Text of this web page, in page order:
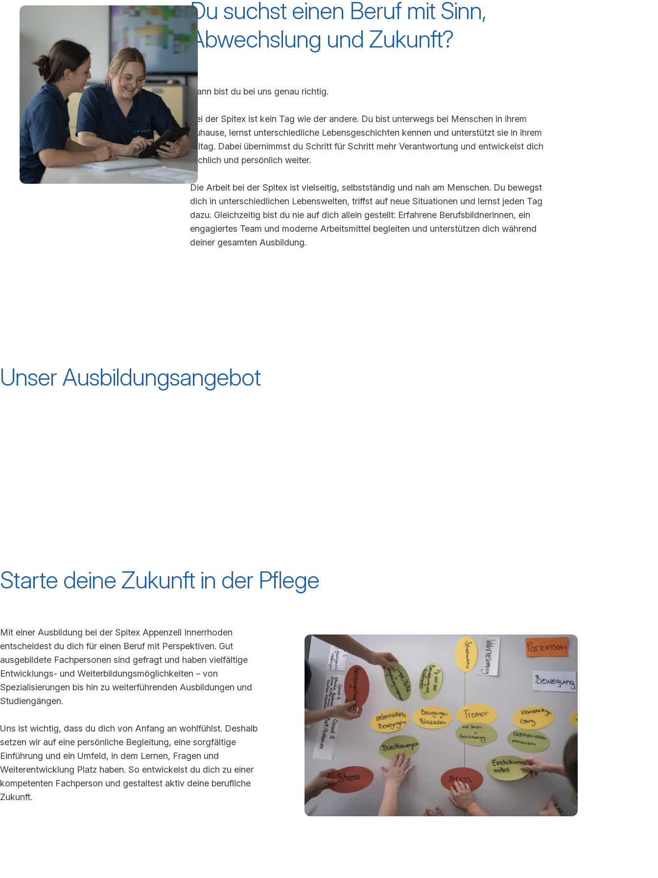
Du suchst einen Beruf mit Sinn,
Abwechslung und Zukunft?
Dann bist du bei uns genau richtig.
Bei der Spitex ist kein Tag wie der andere. Du bist unterwegs bei Menschen in ihrem
Zuhause, lernst unterschiedliche Lebensgeschichten kennen und unterstützt sie in ihrem
Alltag. Dabei übernimmst du Schritt für Schritt mehr Verantwortung und entwickelst dich
fachlich und persönlich weiter.
Die Arbeit bei der Spitex ist vielseitig, selbstständig und nah am Menschen. Du bewegst
dich in unterschiedlichen Lebenswelten, triffst auf neue Situationen und lernst jeden Tag
dazu. Gleichzeitig bist du nie auf dich allein gestellt: Erfahrene Berufsbildnerinnen, ein
engagiertes Team und moderne Arbeitsmittel begleiten und unterstützen dich während
deiner gesamten Ausbildung.
Unser Ausbildungsangebot
Starte deine Zukunft in der Pflege
Mit einer Ausbildung bei der Spitex Appenzell Innerrhoden
entscheidest du dich für einen Beruf mit Perspektiven. Gut
ausgebildete Fachpersonen sind gefragt und haben vielfältige
Entwicklungs- und Weiterbildungsmöglichkeiten – von
Spezialisierungen bis hin zu weiterführenden Ausbildungen und
Studiengängen.
Uns ist wichtig, dass du dich von Anfang an wohlfühlst. Deshalb
setzen wir auf eine persönliche Begleitung, eine sorgfältige
Einführung und ein Umfeld, in dem Lernen, Fragen und
Weiterentwicklung Platz haben. So entwickelst du dich zu einer
kompetenten Fachperson und gestaltest aktiv deine berufliche
Zukunft.